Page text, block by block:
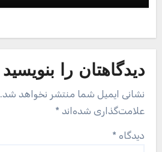
دیدگاهتان را بنویسید
نشانی ایمیل شما منتشر نخواهد شد.
علامت‌گذاری شده‌اند *
دیدگاه *